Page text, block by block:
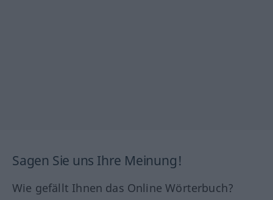
Sagen Sie uns Ihre Meinung!
Wie gefällt Ihnen das Online Wörterbuch?